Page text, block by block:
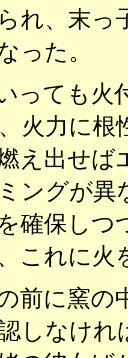
れ、末
った。
っても火
火力に
え出せば
ングが異
確保しつ
これに火
前に窯の
しなけ